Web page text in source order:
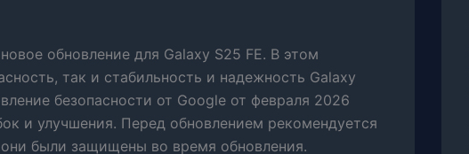
обновление для Galaxy S25 FE. В этом
так и стабильность и надежность Galaxy
безопасности от Google от февраля 2026
и улучшения. Перед обновлением рекомендуется
были защищены во время обновления.